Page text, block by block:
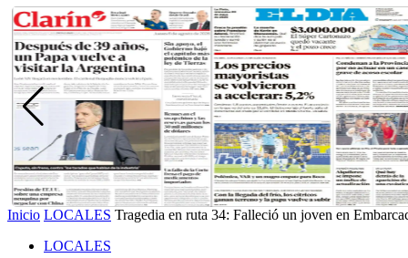
Inicio LOCALES Tragedia en ruta 34: Falleció un joven en
LOCALES